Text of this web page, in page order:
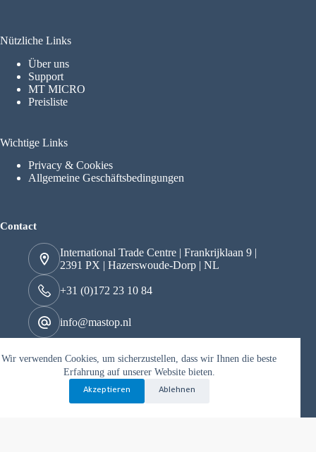
Wir verwenden Cookies, um sicherzustellen, dass wir Ihnen die beste
Erfahrung auf unserer Website bieten.
Akzeptieren Ablehnen
Nützliche Links
Über uns
Support
MT MICRO
Preisliste
Wichtige Links
Privacy & Cookies
Allgemeine Geschäftsbedingungen
Contact
International Trade Centre | Frankrijklaan 9 |
2391 PX | Hazerswoude-Dorp | NL
+31 (0)172 23 10 84
info@mastop.nl
Kvk 29049097
BTW nr. NL822163706B01